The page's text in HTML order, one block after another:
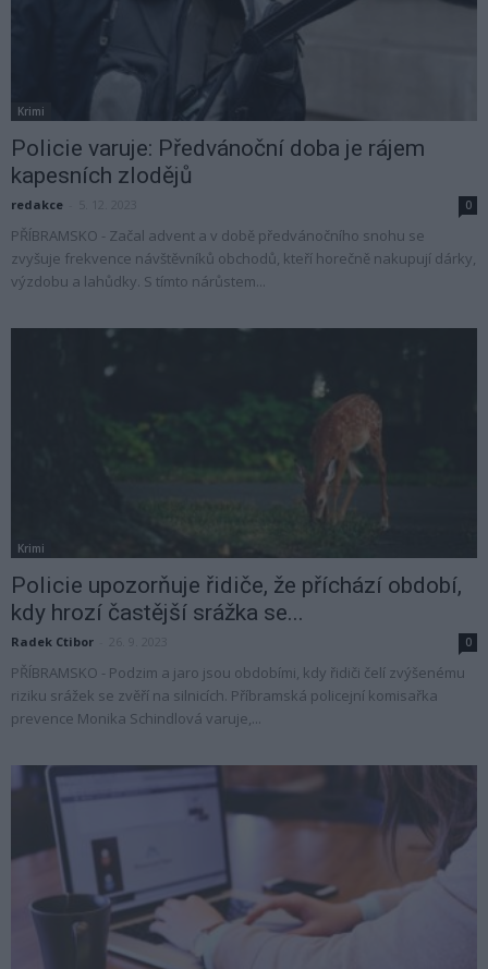
Krimi
Policie varuje: Předvánoční doba je rájem
kapesních zlodějů
redakce 0
PŘÍBRAMSKO - Začal advent a v době předvánočního snohu se
zvyšuje frekvence návštěvníků obchodů, kteří horečně nakupují dárky,
výzdobu a lahůdky. S tímto nárůstem...
Krimi
Policie upozorňuje řidiče, že příchází období,
kdy hrozí častější srážka se...
Radek Ctibor 0
PŘÍBRAMSKO - Podzim a jaro jsou obdobími, kdy řidiči čelí zvýšenému
riziku srážek se zvěří na silnicích. Příbramská policejní komisařka
prevence Monika Schindlová varuje,...